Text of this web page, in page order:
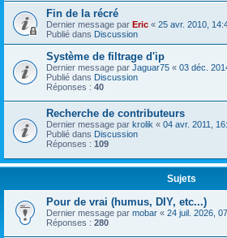
Fin de la récré
Dernier message par Eric « 25 avr. 2010,
Publié dans Discussion
Système de filtrage d'ip
Dernier message par Jaguar75 « 03 déc.
Publié dans Discussion
Réponses : 40
Recherche de contributeurs
Dernier message par krolik « 04 avr. 2011,
Publié dans Discussion
Réponses : 109
Sujets
Pour de vrai (humus, DIY, etc...)
Dernier message par mobar « 24 juil. 2026,
Réponses : 280